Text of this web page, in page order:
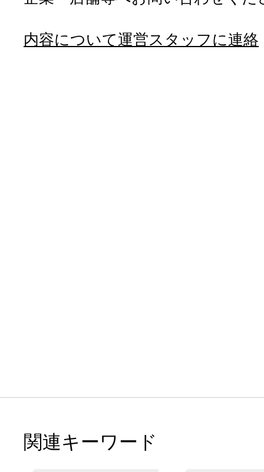
内容について運営スタッフに連絡
関連キーワード